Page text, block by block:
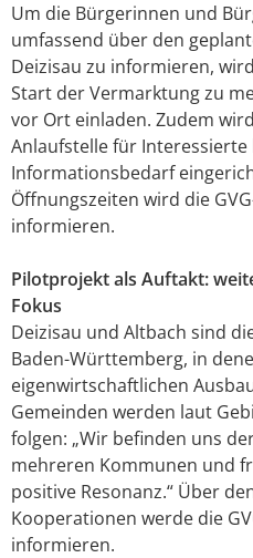
Um die Bürgerinnen und
umfassend über den
Deizisau zu informieren,
Start der Vermarktung zu
vor Ort einladen. Zudem
Anlaufstelle für Interessierte
Informationsbedarf
Öffnungszeiten wird die
informieren.
Pilotprojekt als Auftakt:
Fokus
Deizisau und Altbach sind
Baden-Württemberg, in
eigenwirtschaftlichen
Gemeinden werden laut
folgen: „Wir befinden uns
mehreren Kommunen und
positive Resonanz.“ Über
Kooperationen werde die
informieren.